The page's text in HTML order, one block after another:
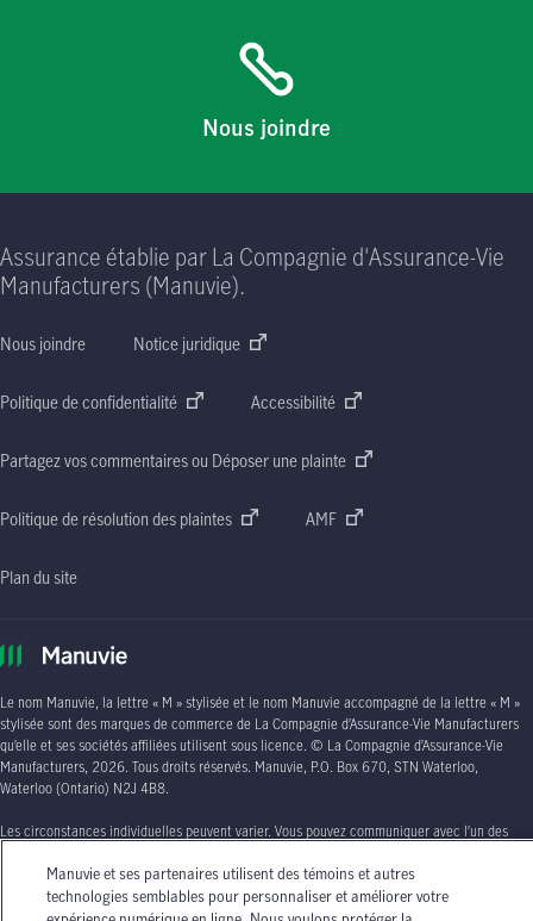
Nous joindre
Assurance établie par La Compagnie d'Assurance-Vie
Manufacturers (Manuvie).
Nous joindre Notice juridique
Politique de confidentialité Accessibilité
Partagez vos commentaires ou Déposer une plainte
Politique de résolution des plaintes AMF
Plan du site
Le nom Manuvie, la lettre « M »stylisée et le nom Manuvie accompagné de la lettre « M »
stylisée sont des marques de commerce de La Compagnie d’Assurance-Vie Manufacturers
qu’elle et ses sociétés affiliées utilisent sous licence. © La Compagnie d’Assurance-Vie
Manufacturers, 2026. Tous droits réservés. Manuvie, P.O. Box 670, STN Waterloo,
Waterloo (Ontario) N2J 4B8
Les circonstances individuelles peuvent varier. Vous pouvez communiquer avec l’un des
vous avez besoin de conseils sur vos besoins en matière d’assurance.
Manuvie et ses partenaires utilisent des témoins et autres
technologies semblables pour personnaliser et améliorer votre